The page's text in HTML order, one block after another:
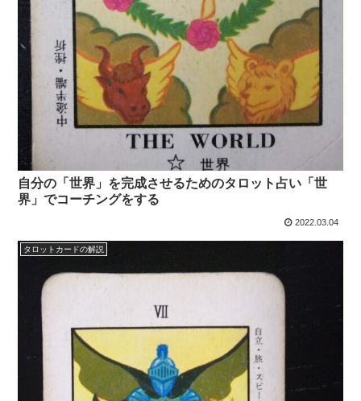
自分の「世界」を完成させるためのタロット占い「世
界」でコーチングをする
2022.03.04
タロットカードの解説